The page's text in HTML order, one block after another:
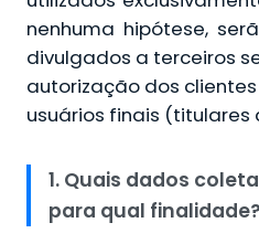
nenhuma hipótese,
divulgados a terceiros
autorização dos
usuários finais (titulares
1. Quais dados
para qual finalidade?